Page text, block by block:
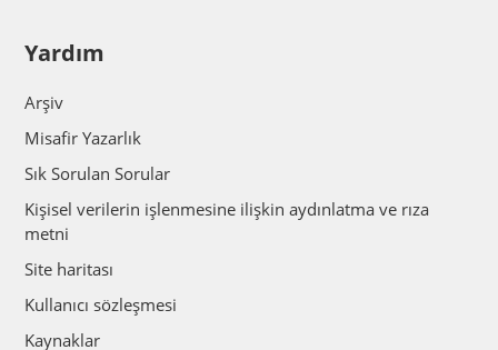
Yardım
Arşiv
Misafir Yazarlık
Sık Sorulan Sorular
Kişisel verilerin işlenmesine ilişkin aydınlatma ve rıza
metni
Site haritası
Kullanıcı sözleşmesi
Kaynaklar